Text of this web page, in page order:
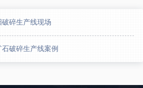
破碎生产线现场
石破碎生产线案例